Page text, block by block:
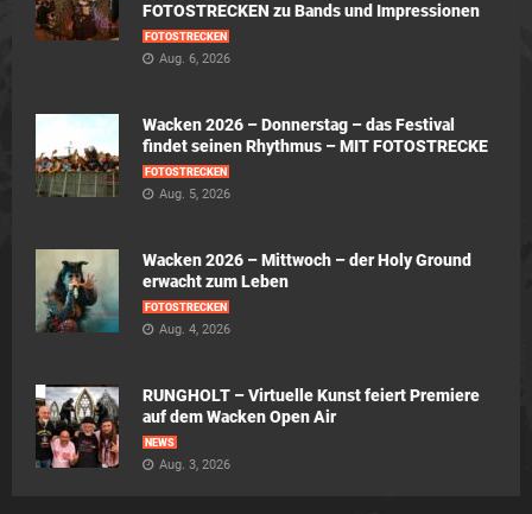
FOTOSTRECKEN zu Bands und Impressionen
FOTOSTRECKEN
Aug. 6, 2026
Wacken 2026 – Donnerstag – das Festival
findet seinen Rhythmus – MIT FOTOSTRECKE
FOTOSTRECKEN
Aug. 5, 2026
Wacken 2026 – Mittwoch – der Holy Ground
erwacht zum Leben
FOTOSTRECKEN
Aug. 4, 2026
RUNGHOLT – Virtuelle Kunst feiert Premiere
auf dem Wacken Open Air
NEWS
Aug. 3, 2026